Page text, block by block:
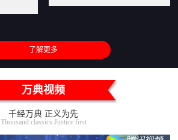
了解更多
万典视频
千经万典 正义为先
Thousand classics Justice first